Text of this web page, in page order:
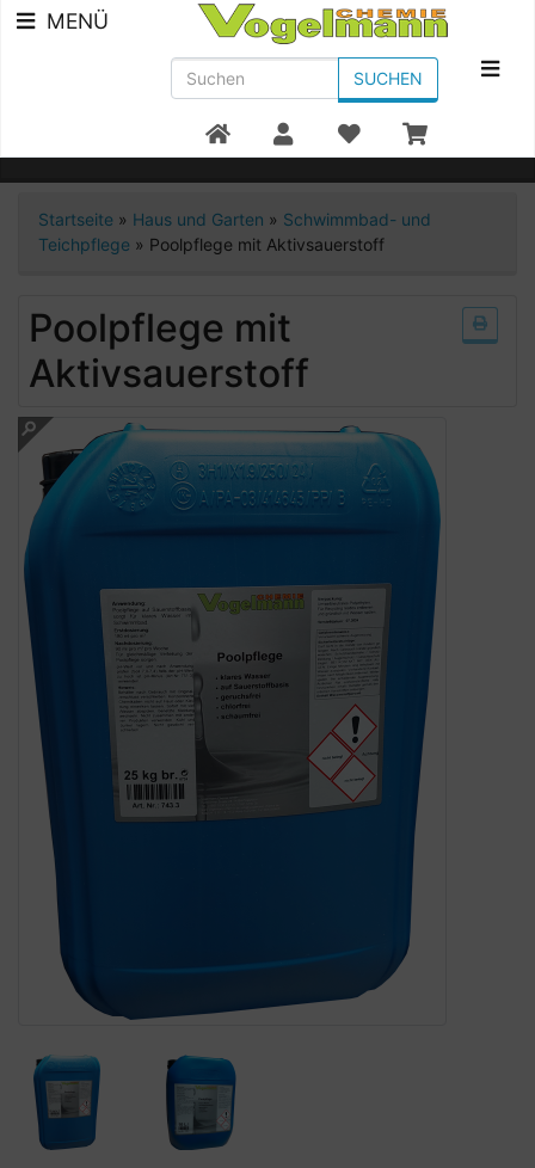
Beratung +49 7951/91300
MENÜ
SUCHEN
Startseite » Haus und Garten » Schwimmbad- und
Teichpflege » Poolpflege mit Aktivsauerstoff
Poolpflege mit
Aktivsauerstoff